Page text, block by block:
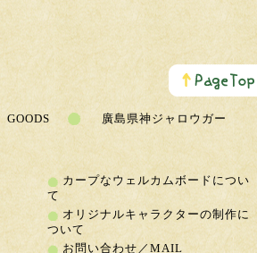
こ
ペ
ー
ジ
の
ッ
プ
へ
GOODS 廣島県神ジャロウガー
カープなウェルカムボードについ
て
オリジナルキャラクターの制作に
ついて
お問い合わせ／MAIL